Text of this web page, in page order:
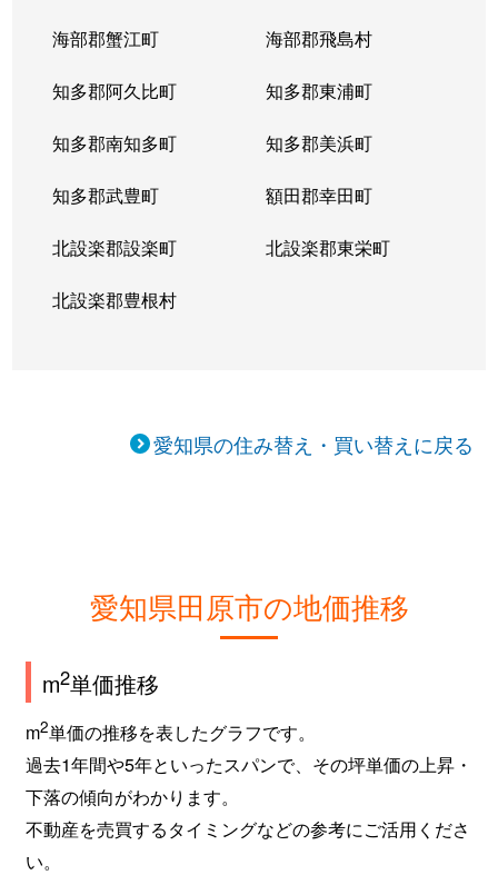
海部郡蟹江町 海部郡飛島村
知多郡阿久比町 知多郡東浦町
知多郡南知多町 知多郡美浜町
知多郡武豊町 額田郡幸田町
北設楽郡設楽町 北設楽郡東栄町
北設楽郡豊根村
愛知県の住み替え・買い替えに戻る
愛知県田原市の地価推移
m2単価推移
m2単価の推移を表したグラフです。
過去1年間や5年といったスパンで、その坪単価の上昇・
下落の傾向がわかります。
不動産を売買するタイミングなどの参考にご活用くださ
い。